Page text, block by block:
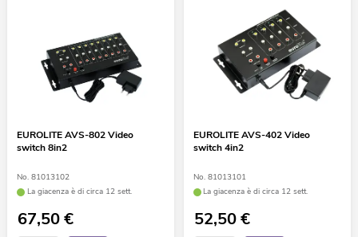
EUROLITE AVS-802 Video
switch 8in2
No. 81013102
La giacenza è di circa 12 sett.
67,50€
EUROLITE AVS-402 Video
switch 4in2
No. 81013101
La giacenza è di circa 12 sett.
52,50€